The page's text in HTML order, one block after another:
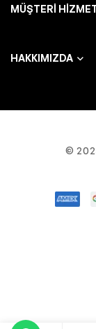
MÜŞTERI
HAKKIMIZDA
©